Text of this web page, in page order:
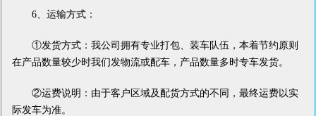
6、运输方式：
①发货方式：我公司拥有专业打包、装车队伍，本着节约原则
在产品数量较少时我们发物流或配车，产品数量多时专车发货。
②运费说明：由于客户区域及配货方式的不同，最终运费以实
际发车为准。